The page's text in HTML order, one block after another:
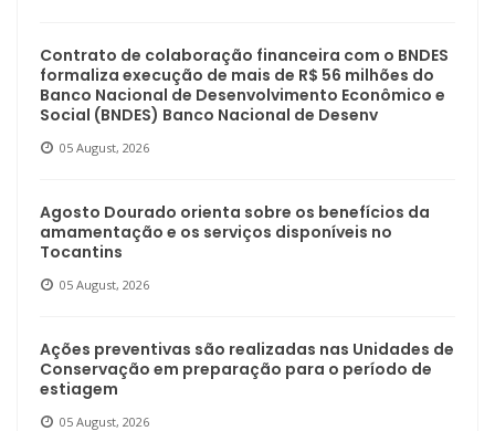
Contrato de colaboração financeira com o BNDES
formaliza execução de mais de R$ 56 milhões do
Banco Nacional de Desenvolvimento Econômico e
Social (BNDES) Banco Nacional de Desenv
05 August, 2026
Agosto Dourado orienta sobre os benefícios da
amamentação e os serviços disponíveis no
Tocantins
05 August, 2026
Ações preventivas são realizadas nas Unidades de
Conservação em preparação para o período de
estiagem
05 August, 2026